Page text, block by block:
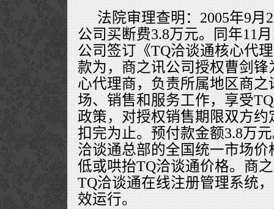
法院审理查明：2005年9
公司买断费3.8万元。同年11
公司签订《TQ洽谈通核心代
款为，商之讯公司授权曹剑
心代理商，负责所属地区商
场、销售和服务工作，享受
政策，对授权销售期限双方
扣完为止。预付款金额3.8万
洽谈通总部的全国统一市场
低或哄抬TQ洽谈通价格。商
TQ洽谈通在线注册管理系统
效运行。